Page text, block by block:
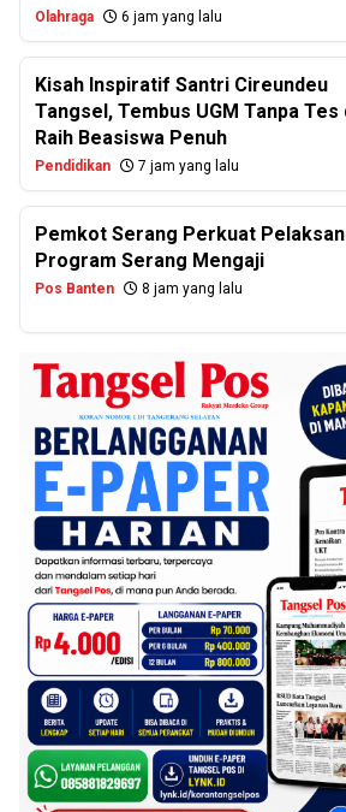
Olahraga 6 jam yang lalu
Kisah Inspiratif Santri Cireundeu
Tangsel, Tembus UGM Tanpa Tes
Raih Beasiswa Penuh
Pendidikan 7 jam yang lalu
Pemkot Serang Perkuat
Program Serang Mengaji
Pos Banten 8 jam yang lalu